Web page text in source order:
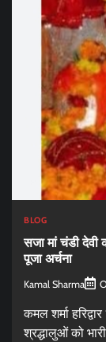
BLOG
सजा मां चंडी देवी
पूजा अर्चना
Kamal Sharma
कमल शर्मा
श्रद्धालुओं को